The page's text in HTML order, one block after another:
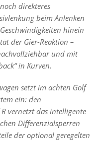
direkteres
beim Anlenken
hinein
der Gier-Reaktion –
und mit
in Kurven.
setzt im achten Golf
ein: den
vernetzt das intelligente
Differenzialsperren
der optional geregelten